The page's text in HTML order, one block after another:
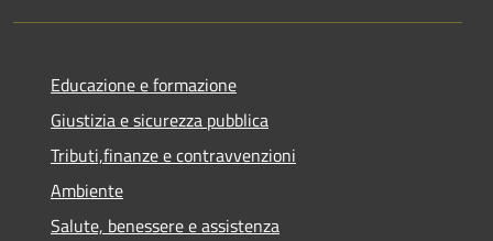
Educazione e formazione
Giustizia e sicurezza pubblica
Tributi,finanze e contravvenzioni
Ambiente
Salute, benessere e assistenza